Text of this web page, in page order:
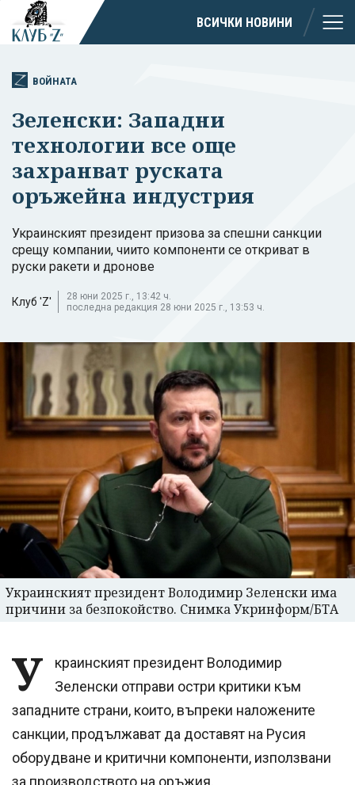
ВСИЧКИ НОВИНИ
ВОЙНАТА
Зеленски: Западни
технологии все още
захранват руската
оръжейна индустрия
Украинският президент призова за спешни санкции
срещу компании, чиито компоненти се откриват в
руски ракети и дронове
Клуб 'Z'
28 юни 2025 г., 13:42 ч.
последна редакция 28 юни 2025 г., 13:53 ч.
Украинският президент Володимир Зеленски има
причини за безпокойство. Снимка Укринформ/БТА
У
краинският президент Володимир
Зеленски отправи остри критики към
западните страни, които, въпреки наложените
санкции, продължават да доставят на Русия
оборудване и критични компоненти, използвани